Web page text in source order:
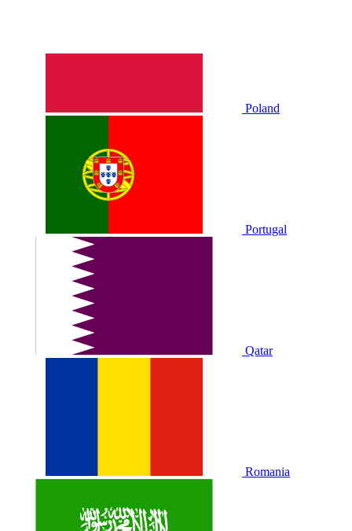
Poland
Portugal
Qatar
Romania